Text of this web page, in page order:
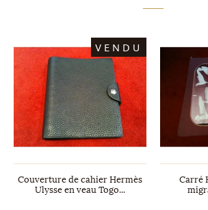
VENDU
Couverture de cahier Hermès
Ulysse en veau Togo...
Carré